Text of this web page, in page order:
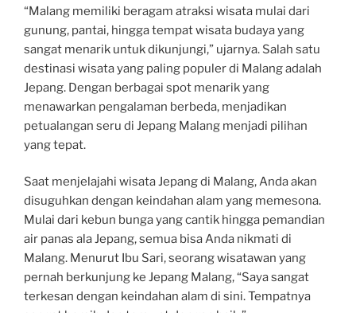
“Malang memiliki beragam atraksi wisata mulai dari
gunung, pantai, hingga tempat wisata budaya yang
sangat menarik untuk dikunjungi,” ujarnya. Salah satu
destinasi wisata yang paling populer di Malang adalah
Jepang. Dengan berbagai spot menarik yang
menawarkan pengalaman berbeda, menjadikan
petualangan seru di Jepang Malang menjadi pilihan
yang tepat.
Saat menjelajahi wisata Jepang di Malang, Anda akan
disuguhkan dengan keindahan alam yang memesona.
Mulai dari kebun bunga yang cantik hingga pemandian
air panas ala Jepang, semua bisa Anda nikmati di
Malang. Menurut Ibu Sari, seorang wisatawan yang
pernah berkunjung ke Jepang Malang, “Saya sangat
terkesan dengan keindahan alam di sini. Tempatnya